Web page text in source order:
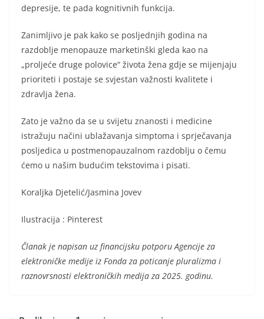
depresije, te pada kognitivnih funkcija.
Zanimljivo je pak kako se posljednjih godina na
razdoblje menopauze marketinški gleda kao na
„proljeće druge polovice“ života žena gdje se mijenjaju
prioriteti i postaje se svjestan važnosti kvalitete i
zdravlja žena.
Zato je važno da se u svijetu znanosti i medicine
istražuju načini ublažavanja simptoma i sprječavanja
posljedica u postmenopauzalnom razdoblju o čemu
ćemo u našim budućim tekstovima i pisati.
Koraljka Djetelić/Jasmina Jovev
Ilustracija : Pinterest
Članak je napisan uz financijsku potporu Agencije za
elektroničke medije iz Fonda za poticanje pluralizma i
raznovrsnosti elektroničkih medija za 2025. godinu.